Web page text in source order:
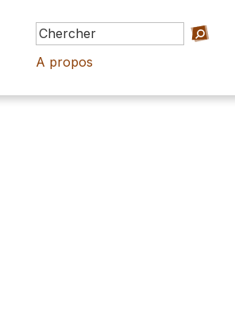
A propos